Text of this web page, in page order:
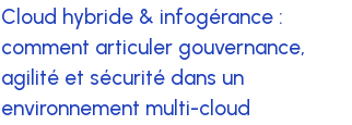
Cloud hybride & infogérance :
comment articuler gouvernance,
agilité et sécurité dans un
environnement multi-cloud